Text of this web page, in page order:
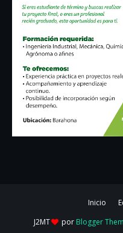
Inicio
J2MT
por Blogger